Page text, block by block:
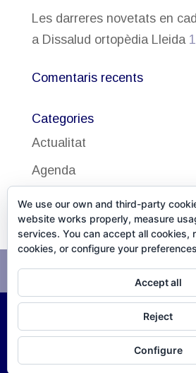
Les darreres novetats en
a Dissalud ortopèdia Lleida
Comentaris recents
Categories
Actualitat
Agenda
Uncategorized
Avís legal Política
©2026DISSALUD, SLU
We use our own and third-party
website works properly, measure
services. You can accept all cookies,
cookies, or configure your
Accept all
Reject
Configure